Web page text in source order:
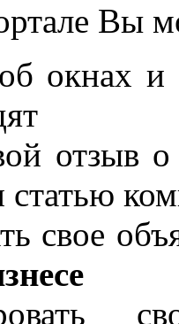
Вы
окнах и
отзыв
статью
свое